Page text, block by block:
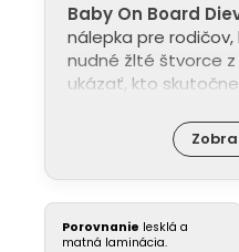
Baby On Board
nálepka pre
nudné žlté štvorce
ukázať, kto
Porovnanie lesklá a
matná laminácia.